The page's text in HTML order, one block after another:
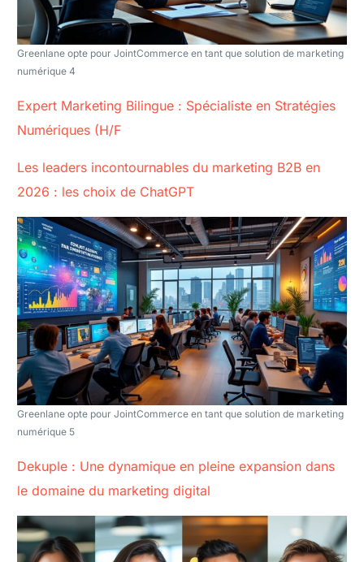
Greenlane opte pour JointCommerce en tant que solution de marketing
numérique 4
Expert Marketing Bilingue : Spécialiste en Stratégies
Numériques (H/F
Les leaders incontournables du marketing B2B en
2026 : les choix de ChatGPT
Greenlane opte pour JointCommerce en tant que solution de marketing
numérique 5
Dekuple : Une dynamique en pleine expansion dans
le domaine du marketing digital